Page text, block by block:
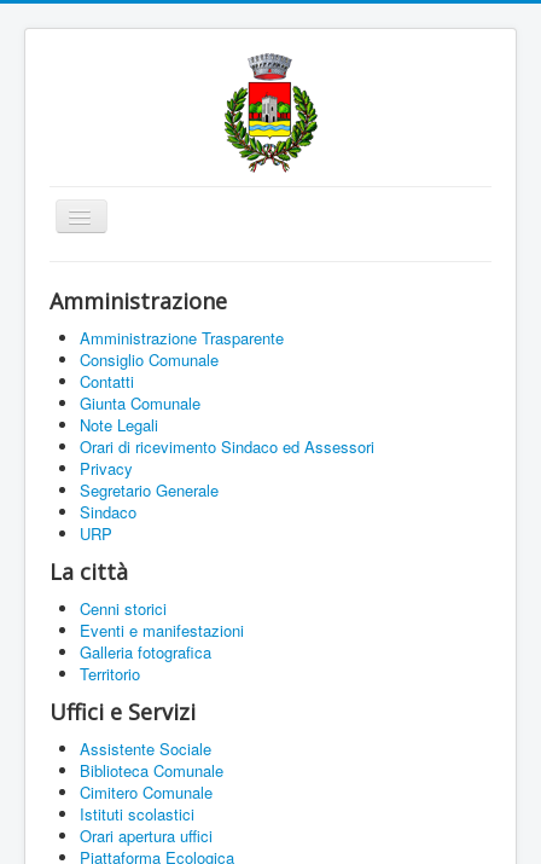
Cambia
navigazione
Amministrazione
Uffici e Servizi
La città
Associazioni
Documenti On Line
Informazioni
Amministrazione
Amministrazione Trasparente
Consiglio Comunale
Contatti
Giunta Comunale
Note Legali
Orari di ricevimento Sindaco ed Assessori
Privacy
Segretario Generale
Sindaco
URP
La città
Cenni storici
Eventi e manifestazioni
Galleria fotografica
Territorio
Uffici e Servizi
Assistente Sociale
Biblioteca Comunale
Cimitero Comunale
Istituti scolastici
Orari apertura uffici
Piattaforma Ecologica